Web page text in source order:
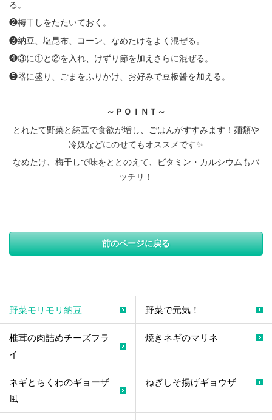
る。
❷梅干しをたたいておく。
❸納豆、塩昆布、コーン、なめたけをよく混ぜる。
❹③に①と②を入れ、けずり節を加えさらに混ぜる。
❺器に盛り、ごまをふりかけ、お好みで豆板醤を加える。
～ＰＯＩＮＴ～
とれたて野菜と納豆で食欲が増し、ごはんがすすみます！麺類や
冷奴などにのせてもオススメです✨
なめたけ、梅干しで味をととのえて、ビタミン・カルシウムもバ
ッチリ！
前のページに戻る
野菜モリモリ納豆 野菜で元気！
椎茸の肉詰めチーズフラ
イ
焼きネギのマリネ
ネギとちくわのギョーザ
風
ねぎしそ揚げギョウザ